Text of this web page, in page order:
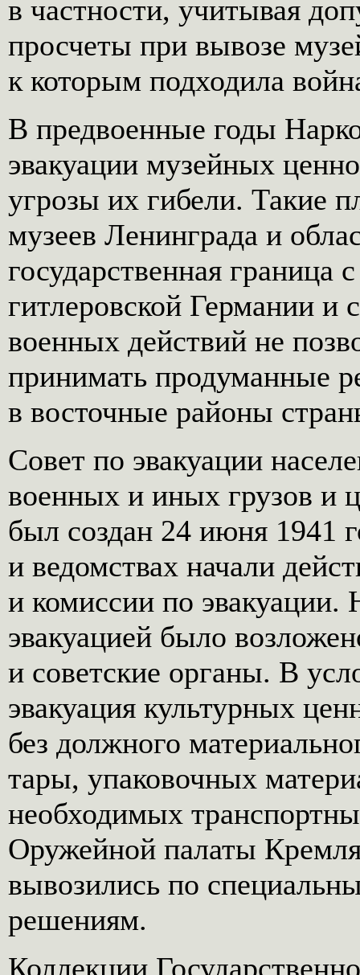
в частности, учитывая
просчеты при вывозе
к которым подходила
В предвоенные годы
эвакуации музейных
угрозы их гибели. Такие
музеев Ленинграда и
государственная
гитлеровской Германии и
военных действий не
принимать продуманные
в восточные районы
Совет по эвакуации
военных и иных грузов и
был создан 24 июня 1941
и ведомствах начали
и комиссии по эвакуации.
эвакуацией было
и советские органы. В
эвакуация культурных
без должного
тары, упаковочных
необходимых
Оружейной палаты
вывозились по
решениям.
Коллекции